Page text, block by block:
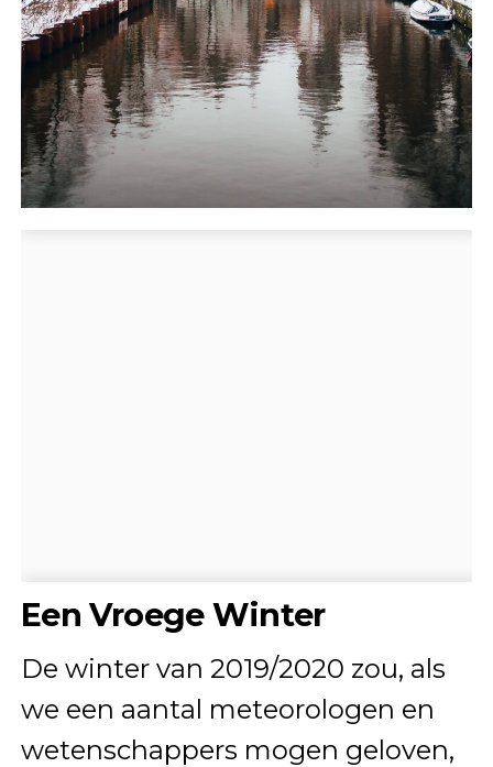
Een Vroege Winter
De winter van 2019/2020 zou, als
we een aantal meteorologen en
wetenschappers mogen geloven,